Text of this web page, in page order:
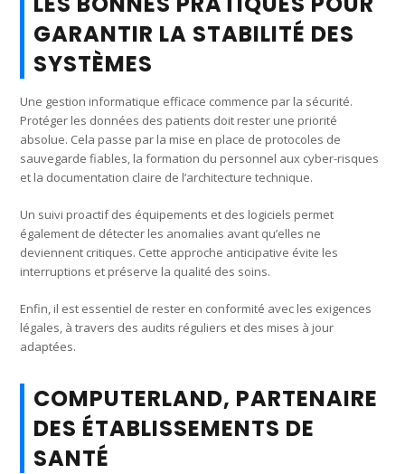
GARANTIR LA STABILITÉ DES
SYSTÈMES
Une gestion informatique efficace commence par la sécurité.
Protéger les données des patients doit rester une priorité
absolue. Cela passe par la mise en place de protocoles de
sauvegarde fiables, la formation du personnel aux cyber-risques
et la documentation claire de l’architecture technique.
Un suivi proactif des équipements et des logiciels permet
également de détecter les anomalies avant qu’elles ne
deviennent critiques. Cette approche anticipative évite les
interruptions et préserve la qualité des soins.
Enfin, il est essentiel de rester en conformité avec les exigences
légales, à travers des audits réguliers et des mises à jour
adaptées.
COMPUTERLAND, PARTENAIRE
DES ÉTABLISSEMENTS DE
SANTÉ